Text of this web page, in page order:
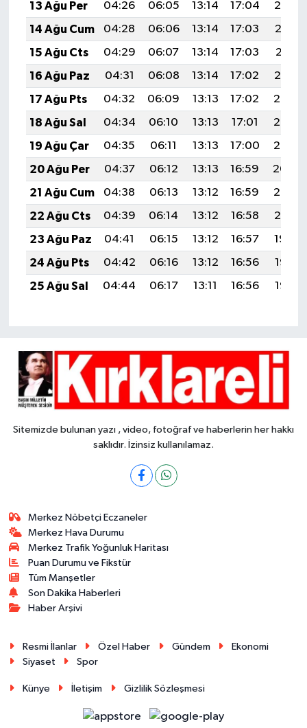
13 Ağu Per
04:26 06:05 13:14 17:04
20:14
14 Ağu Cum
04:28 06:06 13:14 17:03
20:12
15 Ağu Cts
04:29 06:07 13:14 17:03
20:11
16 Ağu Paz
04:31 06:08 13:14 17:02
20:10
17 Ağu Pts
04:32 06:09 13:13 17:02
20:08
18 Ağu Sal
04:34 06:10 13:13 17:01
20:07
19 Ağu Çar
04:35 06:11 13:13 17:00
20:05
20 Ağu Per
04:37 06:12 13:13 16:59
20:04
21 Ağu Cum
04:38 06:13 13:12 16:59
20:02
22 Ağu Cts
04:39 06:14 13:12 16:58
20:01
23 Ağu Paz
04:41 06:15 13:12 16:57
19:59
24 Ağu Pts
04:42 06:16 13:12 16:56
19:58
25 Ağu Sal
04:44 06:17 13:11 16:56 19:56
Sitemizde bulunan yazı , video, fotoğraf ve haberlerin her hakkı
saklıdır. İzinsiz kullanılamaz.
Merkez Nöbetçi Eczaneler
Merkez Hava Durumu
Merkez Trafik Yoğunluk Haritası
Puan Durumu ve Fikstür
Tüm Manşetler
Son Dakika Haberleri
Haber Arşivi
Resmi İlanlar Özel Haber Gündem
Ekonomi
Siyaset
Spor
Künye İletişim Gizlilik Sözleşmesi